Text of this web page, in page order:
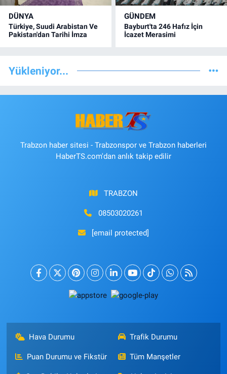
DÜNYA
Türkiye, Suudi Arabistan Ve
Pakistan'dan Tarihi İmza
GÜNDEM
Bayburt'ta 246 Hafız İçin
İcazet Merasimi
Yükleniyor...
Trabzon haber sitesi - Trabzonspor ve Trabzon haberleri
HaberTS.com'dan anlık takip edilir
TRABZON
08503020261
[email protected]
Hava Durumu Trafik Durumu
Puan Durumu ve Fikstür Tüm Manşetler